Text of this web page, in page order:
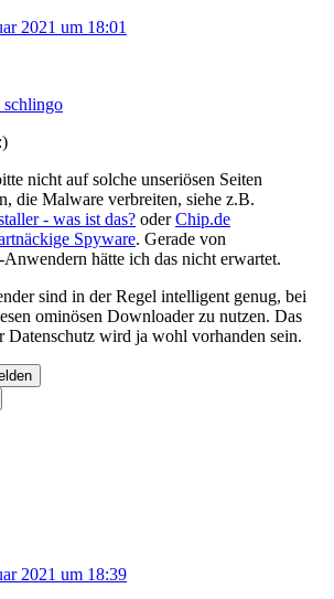
2021 um 18:01
nicht auf solche unseriösen Seiten
die Malware verbreiten, siehe z.B.
- was ist das? oderChip.de
Spyware. Gerade von
Anwendern hätte ich das nicht erwartet.
sind in der Regel intelligent genug, bei
ominösen Downloader zu nutzen. Das
Datenschutz wird ja wohl vorhanden sein.
2021 um 18:39